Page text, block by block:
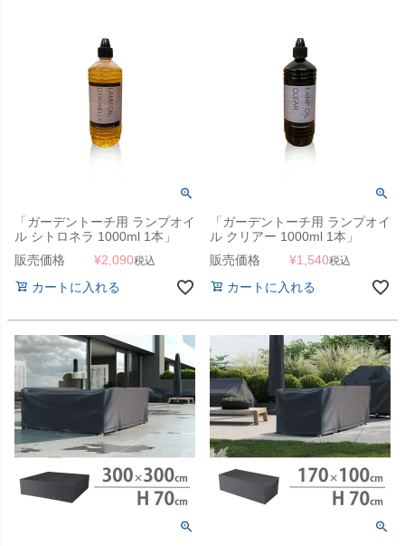
「ガーデントーチ用 ランプオイ
ル シトロネラ 1000ml 1本」
販売価格
¥2,090税込
カートに入れる
「ガーデントーチ用 ランプオイ
ル クリアー 1000ml 1本」
販売価格
¥1,540税込
カートに入れる